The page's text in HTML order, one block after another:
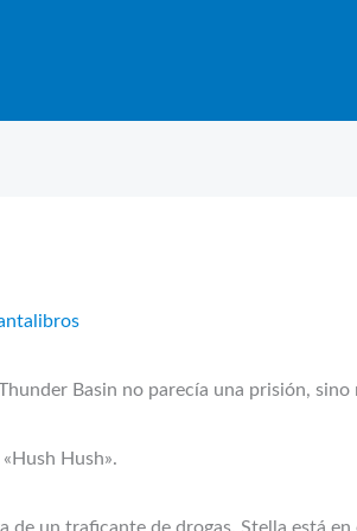
Basin no parecía una prisión,
Hush».